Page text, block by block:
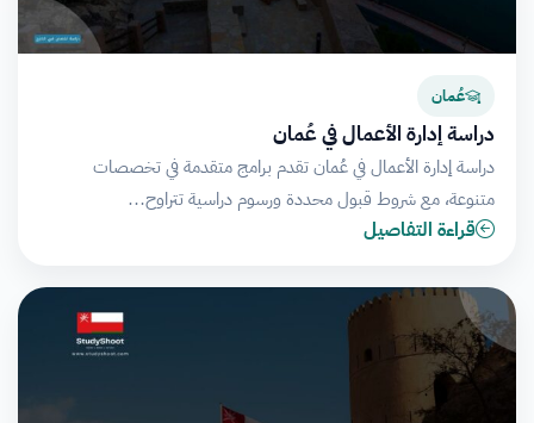
عُمان
دراسة إدارة الأعمال في عُمان
دراسة إدارة الأعمال في عُمان تقدم برامج متقدمة في تخصصات
متنوعة، مع شروط قبول محددة ورسوم دراسية تتراوح…
قراءة التفاصيل